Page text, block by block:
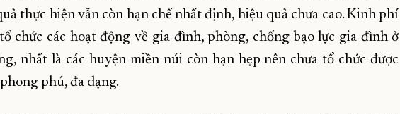
thực hiện vẫn còn hạn chế nhất định, hiệu quả chưa cao. Kinh phí
chức các hoạt động về gia đình, phòng, chống bạo lực gia đình ở
nhất là các huyện miền núi còn hạn hẹp nên chưa tổ chức được
phú, đa dạng.